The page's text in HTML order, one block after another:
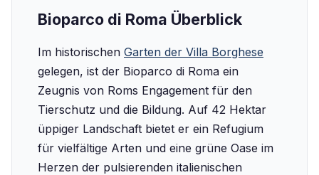
Bioparco di Roma Überblick
Im historischen Garten der Villa Borghese
gelegen, ist der Bioparco di Roma ein
Zeugnis von Roms Engagement für den
Tierschutz und die Bildung. Auf 42 Hektar
üppiger Landschaft bietet er ein Refugium
für vielfältige Arten und eine grüne Oase im
Herzen der pulsierenden italienischen